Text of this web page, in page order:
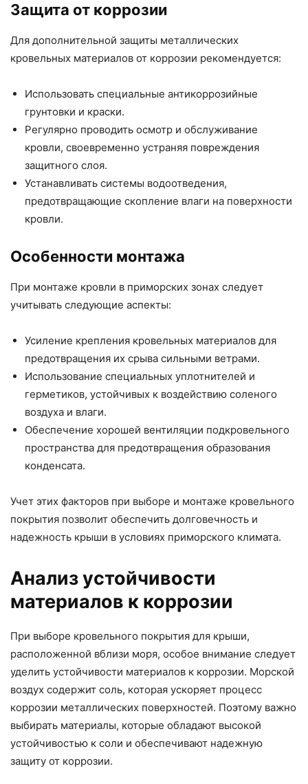
Защита от коррозии
Для дополнительной защиты металлических
кровельных материалов от коррозии рекомендуется:
Использовать специальные антикоррозийные
грунтовки и краски.
Регулярно проводить осмотр и обслуживание
кровли, своевременно устраняя повреждения
защитного слоя.
Устанавливать системы водоотведения,
предотвращающие скопление влаги на поверхности
кровли.
Особенности монтажа
При монтаже кровли в приморских зонах следует
учитывать следующие аспекты:
Усиление крепления кровельных материалов для
предотвращения их срыва сильными ветрами.
Использование специальных уплотнителей и
герметиков, устойчивых к воздействию соленого
воздуха и влаги.
Обеспечение хорошей вентиляции подкровельного
пространства для предотвращения образования
конденсата.
Учет этих факторов при выборе и монтаже кровельного
покрытия позволит обеспечить долговечность и
надежность крыши в условиях приморского климата.
Анализ устойчивости
материалов к коррозии
При выборе кровельного покрытия для крыши,
расположенной вблизи моря, особое внимание следует
уделить устойчивости материалов к коррозии. Морской
воздух содержит соль, которая ускоряет процесс
коррозии металлических поверхностей. Поэтому важно
выбирать материалы, которые обладают высокой
устойчивостью к соли и обеспечивают надежную
защиту от коррозии.